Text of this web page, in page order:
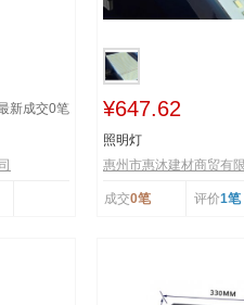
新成交0笔 ¥647.62
照明灯
惠州市惠沐建材商贸有
成交0笔 评价1笔